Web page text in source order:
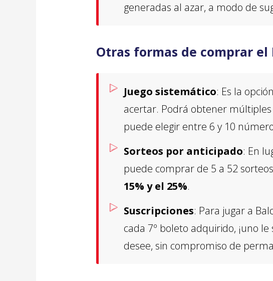
generadas al azar, a modo de
Otras formas de comprar
Juego sistemático: Es la
acertar. Podrá obtener múltiples
puede elegir entre 6 y 10
Sorteos por anticipado: En
puede comprar de 5 a 52
15% y el 25%.
Suscripciones: Para jugar a
cada 7º boleto adquirido, ¡uno le
desee, sin compromiso de